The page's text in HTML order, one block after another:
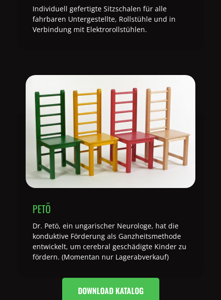
Individuell gefertigte Sitzschalen für alle
fahrbaren Untergestellte, Rollstühle und in
Verbindung mit Elektrorollstühlen.
PETÖ
Dr. Petö, ein ungarischer Neurologe, hat die
konduktive Förderung als Ganzheitsmethode
entwickelt, um cerebral geschädigte Kinder zu
fördern. (Momentan nur Lagerabverkauf)
DOWNLOAD KATALOG